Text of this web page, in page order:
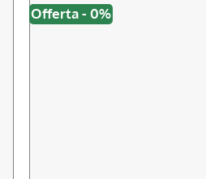
Offerta - 0%